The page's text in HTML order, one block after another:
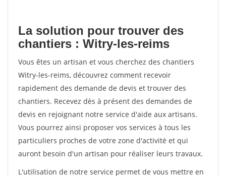
La solution pour trouver des
chantiers : Witry-les-reims
Vous êtes un artisan et vous cherchez des chantiers
Witry-les-reims, découvrez comment recevoir
rapidement des demande de devis et trouver des
chantiers. Recevez dès à présent des demandes de
devis en rejoignant notre service d'aide aux artisans.
Vous pourrez ainsi proposer vos services à tous les
particuliers proches de votre zone d'activité et qui
auront besoin d'un artisan pour réaliser leurs travaux.
L'utilisation de notre service permet de vous mettre en